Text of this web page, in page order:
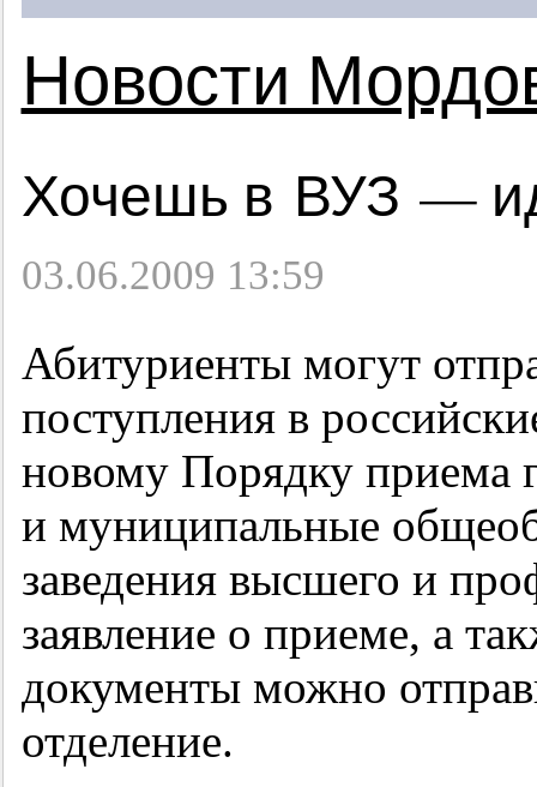
Новости
Хочешь в ВУЗ —
03.06.2009 13:59
Абитуриенты могут
поступления в
новому Порядку приема
и муниципальные
заведения высшего и
заявление о приеме, а
документы можно
отделение.